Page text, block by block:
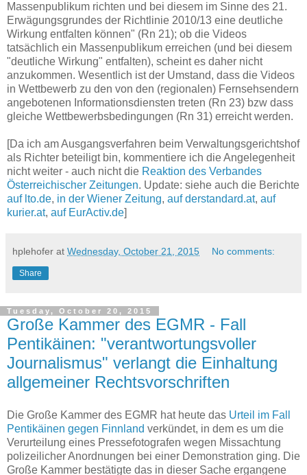
Massenpublikum richten und bei diesem im Sinne des 21.
Erwägungsgrundes der Richtlinie 2010/13 eine deutliche
Wirkung entfalten können" (Rn 21); ob die Videos
tatsächlich ein Massenpublikum erreichen (und bei diesem
"deutliche Wirkung" entfalten), scheint es daher nicht
anzukommen. Wesentlich ist der Umstand, dass die Videos
in Wettbewerb zu den von den (regionalen) Fernsehsendern
angebotenen Informationsdiensten treten (Rn 23) bzw dass
gleiche Wettbewerbsbedingungen (Rn 31) erreicht werden.
[Da ich am Ausgangsverfahren beim Verwaltungsgerichtshof
als Richter beteiligt bin, kommentiere ich die Angelegenheit
nicht weiter - auch nicht die Reaktion des Verbandes
Österreichischer Zeitungen. Update: siehe auch die Berichte
auf lto.de, in der Wiener Zeitung, auf derstandard.at, auf
kurier.at, auf EurActiv.de]
hplehofer at Wednesday, October 21, 2015 No comments:
Share
Tuesday, October 20, 2015
Große Kammer des EGMR - Fall
Pentikäinen: "verantwortungsvoller
Journalismus" verlangt die Einhaltung
allgemeiner Rechtsvorschriften
Die Große Kammer des EGMR hat heute das Urteil im Fall
Pentikäinen gegen Finnland verkündet, in dem es um die
Verurteilung eines Pressefotografen wegen Missachtung
polizeilicher Anordnungen bei einer Demonstration ging. Die
Große Kammer bestätigte das in dieser Sache ergangene